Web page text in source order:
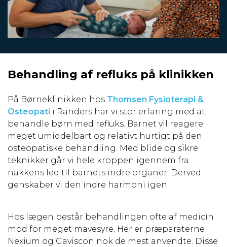
Behandling af refluks på klinikken
På Børneklinikken hos Thomsen Fysioterapi &
Osteopati i Randers har vi stor erfaring med at
behandle børn med refluks. Barnet vil reagere
meget umiddelbart og relativt hurtigt på den
osteopatiske behandling. Med blide og sikre
teknikker går vi hele kroppen igennem fra
nakkens led til barnets indre organer. Derved
genskaber vi den indre harmoni igen.
Hos lægen består behandlingen ofte af medicin
mod for meget mavesyre. Her er præparaterne
Nexium og Gaviscon nok de mest anvendte. Disse